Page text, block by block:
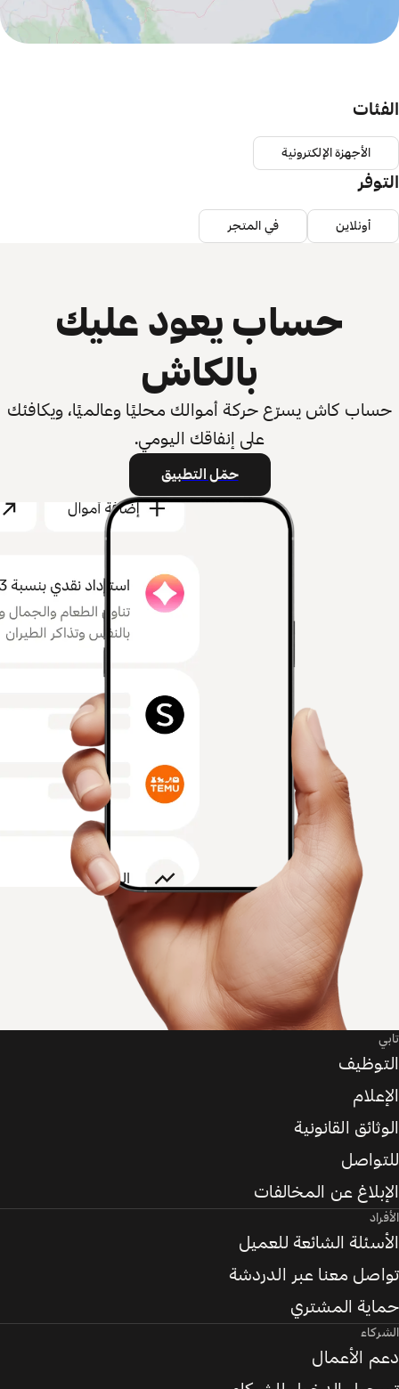
الفئات
الأجهزة الإلكترونية
التوفر
أونلاين في المتجر
حساب يعود عليك
بالكاش
حساب كاش يسرّع حركة أموالك محليًا وعالميًا، ويكافئك
على إنفاقك اليومي.
حمّل التطبيق
تابي
التوظيف
الإعلام
الوثائق القانونية
للتواصل
الإبلاغ عن المخالفات
الأفراد
الأسئلة الشائعة للعميل
تواصل معنا عبر الدردشة
حماية المشتري
الشركاء
دعم الأعمال